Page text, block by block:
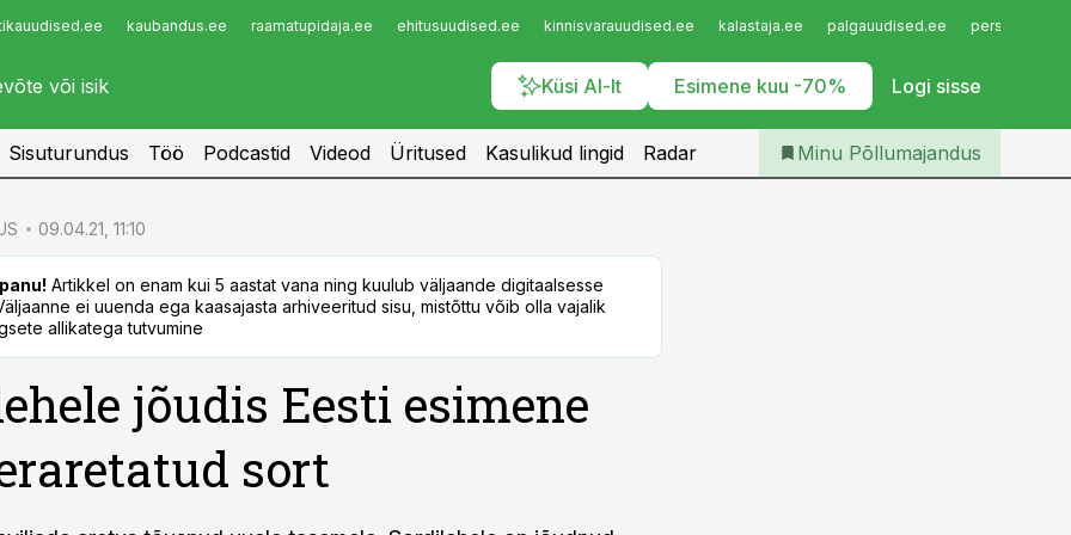
kaubandus.ee raamatupidaja.ee ehitusuudised.ee kinnisvarauudised.ee kalastaja.ee palgauudised.ee
Küsi AI-lt Esimene kuu -70% Logi sisse
Infopank
Iseteenindus
Telli Põllumajandus
Sisuturundus Töö Podcastid Videod Üritused Kasulikud lingid Radar Minu Põllumajandus
09.04.21, 11:10
Artikkel on enam kui 5 aastat vana ning kuulub väljaande digitaalsesse
ei uuenda ega kaasajasta arhiveeritud sisu, mistõttu võib olla vajalik
allikatega tutvumine
jõudis Eesti esimene
sort